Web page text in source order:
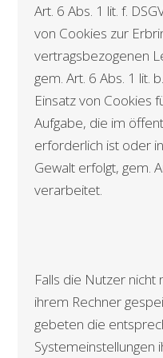
Art. 6 Abs. 1 lit. f.
von Cookies zur
vertragsbezogenen
gem. Art. 6 Abs. 1 lit.
Einsatz von Cookies
Aufgabe, die im
erforderlich ist oder
Gewalt erfolgt, gem.
verarbeitet.
Falls die Nutzer
ihrem Rechner
gebeten die
Systemeinstellungen